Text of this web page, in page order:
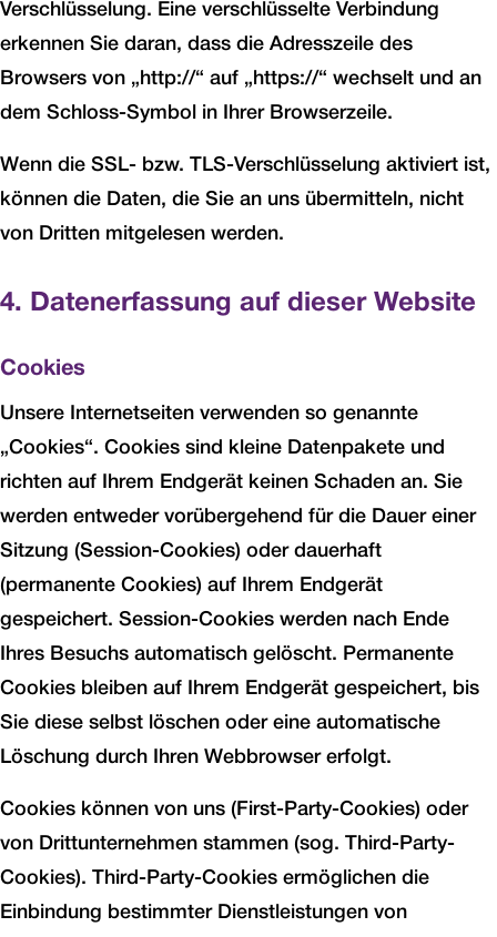
Verschlüsselung. Eine verschlüsselte Verbindung
erkennen Sie daran, dass die Adresszeile des
Browsers von „http://“ auf „https://“ wechselt und an
dem Schloss-Symbol in Ihrer Browserzeile.
Wenn die SSL- bzw. TLS-Verschlüsselung aktiviert ist,
können die Daten, die Sie an uns übermitteln, nicht
von Dritten mitgelesen werden.
4. Datenerfassung auf dieser Website
Cookies
Unsere Internetseiten verwenden so genannte
„Cookies“. Cookies sind kleine Datenpakete und
richten auf Ihrem Endgerät keinen Schaden an. Sie
werden entweder vorübergehend für die Dauer einer
Sitzung (Session-Cookies) oder dauerhaft
(permanente Cookies) auf Ihrem Endgerät
gespeichert. Session-Cookies werden nach Ende
Ihres Besuchs automatisch gelöscht. Permanente
Cookies bleiben auf Ihrem Endgerät gespeichert, bis
Sie diese selbst löschen oder eine automatische
Löschung durch Ihren Webbrowser erfolgt.
Cookies können von uns (First-Party-Cookies) oder
von Drittunternehmen stammen (sog. Third-Party-
Cookies). Third-Party-Cookies ermöglichen die
Einbindung bestimmter Dienstleistungen von